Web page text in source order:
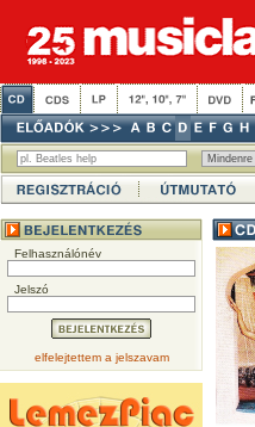
Felhasználónév
Jelszó
elfelejtettem a jelszavam